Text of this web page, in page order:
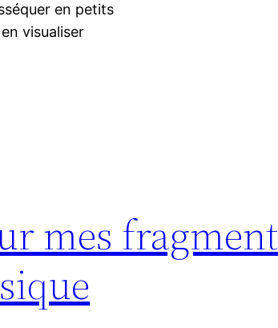
en petits
visualiser
mes